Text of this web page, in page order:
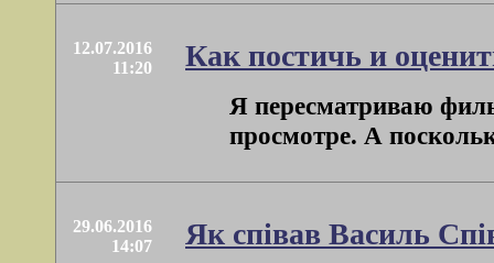
12.07.2016
11:20
Как постичь и
Я пересматриваю
просмотре. А
29.06.2016
14:07
Як спiвав Василь